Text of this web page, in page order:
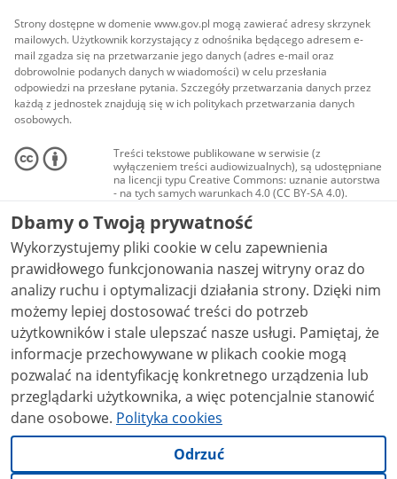
Strony dostępne w domenie www.gov.pl mogą zawierać adresy skrzynek
mailowych. Użytkownik korzystający z odnośnika będącego adresem e-
mail zgadza się na przetwarzanie jego danych (adres e-mail oraz
dobrowolnie podanych danych w wiadomości) w celu przesłania
odpowiedzi na przesłane pytania. Szczegóły przetwarzania danych przez
każdą z jednostek znajdują się w ich politykach przetwarzania danych
osobowych.
Treści tekstowe publikowane w serwisie (z
wyłączeniem treści audiowizualnych), są udostępniane
na licencji typu Creative Commons: uznanie autorstwa
- na tych samych warunkach 4.0 (CC BY-SA 4.0).
Materiały audiowizualne, w tym zdjęcia, materiały
audio i wideo, są udostępniane na licencji typu
Creative Commons: uznanie autorstwa użycie
niekomercyjne - bez utworów zależnych 4.0 (CC BY-
NC-ND 4.0), o ile nie jest to stwierdzone inaczej.
Dbamy o Twoją prywatność
Wykorzystujemy pliki cookie w celu zapewnienia
prawidłowego funkcjonowania naszej witryny oraz do
analizy ruchu i optymalizacji działania strony. Dzięki nim
możemy lepiej dostosować treści do potrzeb
użytkowników i stale ulepszać nasze usługi. Pamiętaj, że
informacje przechowywane w plikach cookie mogą
pozwalać na identyfikację konkretnego urządzenia lub
przeglądarki użytkownika, a więc potencjalnie stanowić
dane osobowe. Polityka cookies
Odrzuć